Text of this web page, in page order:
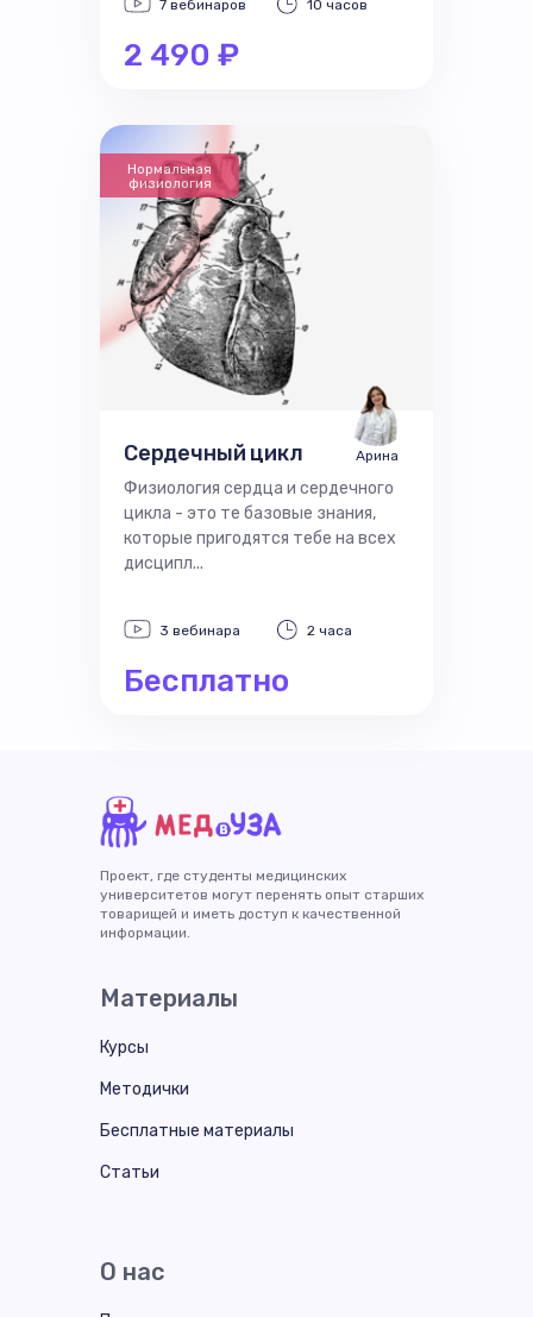
7 вебинаров 10 часов
2 490 ₽
Нормальная
физиология
Сердечный цикл
Физиология сердца и сердечного
цикла - это те базовые знания,
которые пригодятся тебе на всех
дисципл...
Арина
3 вебинара 2 часа
Бесплатно
Проект, где студенты медицинских
университетов могут перенять опыт старших
товарищей и иметь доступ к качественной
информации.
Материалы
Курсы
Методички
Бесплатные материалы
Статьи
О нас